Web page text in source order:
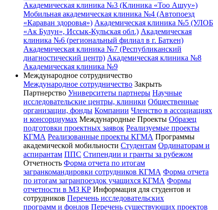
Академическая клиника №3 (Клиника «Тоо Ашуу»)
Мобильная академическая клиника №4 (Автопоезд
«Караван здоровья») Академическая клиника №5 (УЛОБ
«Ак Булун», Иссык-Кульская обл.) Академическая
клиника №6 (региональный филиал в г. Баткен)
Академическая клиника №7 (Республиканский
диагностический центр) Академическая клиника №8
Академическая клиника №9
Международное сотрудничество
Международное сотрудничество Закрыть
Партнерство Университеты партнеры Научные
исследовательские центры, клиники Общественные
организации, фонды Компании Членство в ассоциациях
и консорциумах Международные Проекты Образец
подготовки проектных заявок Реализуемые проекты
КГМА Реализованные проекты КГМА Программы
академической мобильности Студентам Ординаторам и
аспирантам ППС Стипендии и гранты за рубежом
Отчетность Форма отчета по итогам
загранкомандировки сотрудников КГМА Форма отчета
по итогам загранпоездок учащихся КГМА Формы
отчетности в МЗ КР Информация для студентов и
сотрудников Перечень исследовательских
программ и фондов Перечень существующих проектов